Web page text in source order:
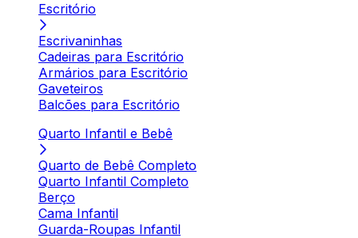
Escritório
Escrivaninhas
Cadeiras para Escritório
Armários para Escritório
Gaveteiros
Balcões para Escritório
Quarto Infantil e Bebê
Quarto de Bebê Completo
Quarto Infantil Completo
Berço
Cama Infantil
Guarda-Roupas Infantil